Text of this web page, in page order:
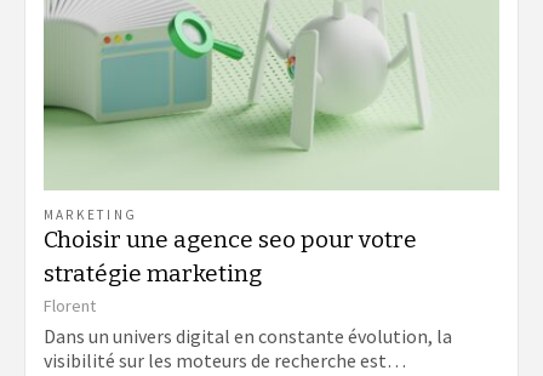
MARKETING
Choisir une agence seo pour votre
stratégie marketing
Florent
Dans un univers digital en constante évolution, la
visibilité sur les moteurs de recherche est…